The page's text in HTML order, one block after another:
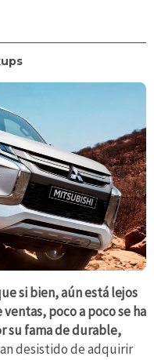
si bien, aún está lejos
poco a poco se ha
su fama de durable,
desistido de adquirir